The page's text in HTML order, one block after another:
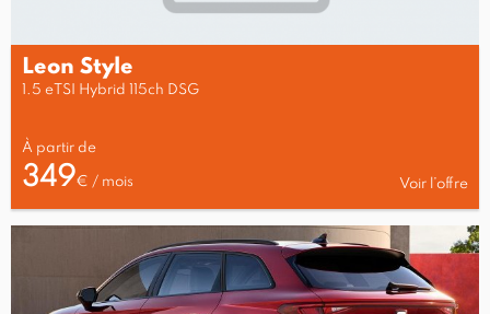
Leon Style
1.5 eTSI Hybrid 115ch DSG
À partir de
349€ / mois Voir l’offre